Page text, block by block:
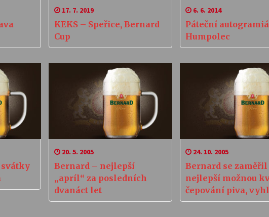
17. 7. 2019
KEKS – Speřice, Bernard
Cup
6. 6. 2014
Páteční
Humpolec
20. 5. 2005
Bernard – nejlepší
„apríl“ za posledních
dvanáct let
24. 10. 2005
Bernard se zaměřil na
nejlepší možnou
čepování piva,
soutěž To